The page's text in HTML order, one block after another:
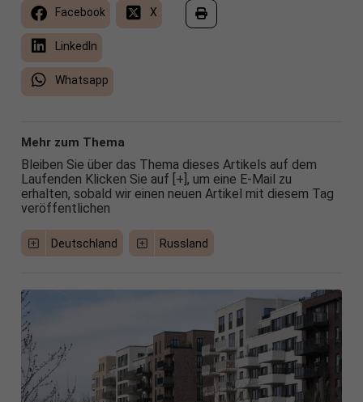
Facebook X
LinkedIn
Whatsapp
Mehr zum Thema
Bleiben Sie über das Thema dieses Artikels auf dem
Laufenden Klicken Sie auf [+], um eine E-Mail zu
erhalten, sobald wir einen neuen Artikel mit diesem Tag
veröffentlichen
Deutschland Russland